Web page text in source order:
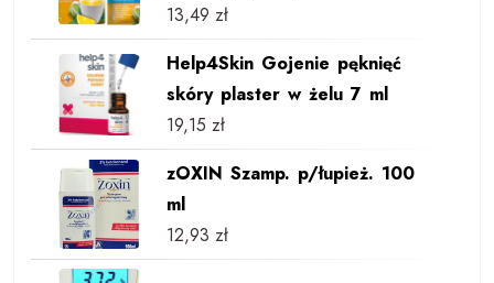
13,49 zł
Help4Skin Gojenie pęknięć
skóry plaster w żelu 7 ml
19,15 zł
zOXIN Szamp. p/łupież. 100
ml
12,93 zł